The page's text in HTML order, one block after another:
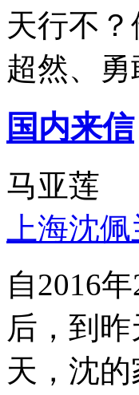
天行不
超然、
国内来信
马亚莲
上海沈
自2016
后，到
天，沈